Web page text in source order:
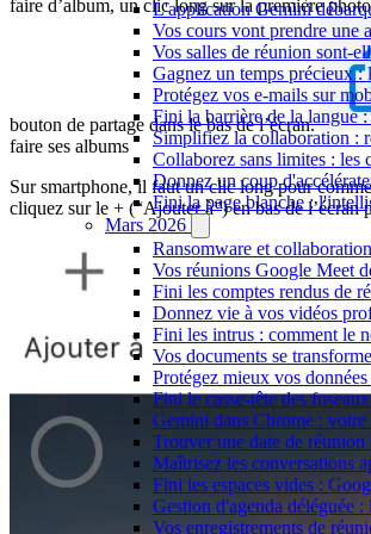
L'application Gemini
Vos cours vont prendre une
Vos salles de réunion sont-
Gagnez un temps précieux :
Protégez vos e-mails sur
Fini la barrière de la langue
Simplifiez la collaboration :
Collaborez sans limites : les
Donnez un coup
Fini la page blanche :
Mars 2026
Ransomware et
Vos réunions Google Meet
Fini les comptes rendus de
Donnez vie à vos vidéos
Fini les intrus : comment le
Vos documents se
Protégez mieux vos
Fini le casse-tête des
Gemini dans Chrome :
Trouver une date de
Maîtrisez les conversations
Fini les espaces vides :
Gestion d'agenda déléguée
Vos enregistrements de
faire d’album, un clic long sur la première
bouton de partage dans le bas de l’écran.
faire ses albums
Sur smartphone, il faut un clic long pour
cliquez sur le + (“Ajouter à”) en bas de l’écran